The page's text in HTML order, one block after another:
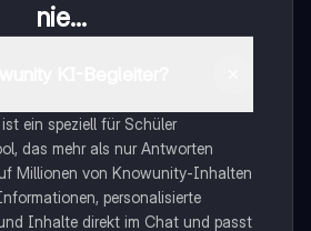
nie...
ein speziell für Schüler
das mehr als nur Antworten
Millionen von Knowunity-Inhalten
personalisierte
Inhalte direkt im Chat und passt